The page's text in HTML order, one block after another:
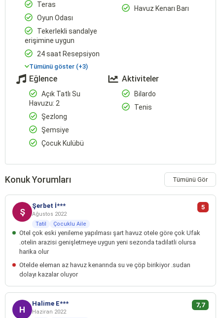
Teras
Oyun Odası
Tekerlekli sandalye
erişimine uygun
24 saat Resepsiyon
Tümünü göster (+3)
Havuz Kenarı Barı
Eğlence
Açık Tatlı Su
Havuzu: 2
Şezlong
Şemsiye
Çocuk Kulübü
Aktiviteler
Bilardo
Tenis
Konuk Yorumları Tümünü Gör
Ş
Şerbet İ***
Ağustos 2022
Tatil
Çocuklu Aile
5
Otel çok eski yenileme yapılması şart havuz otele göre çok Ufak
.otelin arazisi genişletmeye uygun yeni sezonda tadilatli olursa
harika olur
Otelde eleman az havuz kenarında su ve çöp birikiyor .sudan
dolayı kazalar oluyor
H
Halime E***
Haziran 2022
7,7